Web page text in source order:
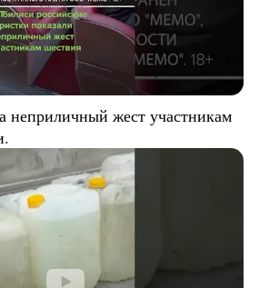
неприличный жест участникам